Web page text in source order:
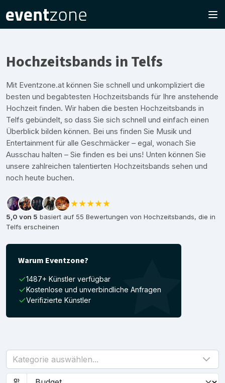
Hochzeitsbands in Telfs
Mit Eventzone.at können Sie schnell und unkompliziert die
besten und begabtesten Hochzeitsbands für Ihre anstehende
Hochzeit finden. Wir haben die besten Hochzeitsbands in
Telfs gebündelt, so dass Sie sich schnell und einfach einen
Überblick bilden können. Bei uns finden Sie Musik und
Entertainment für alle Geschmäcker – egal, wonach Sie
Ausschau halten – Sie finden es bei uns! Unten können Sie
unsere zahlreichen talentierten Hochzeitsbands sehen und
noch heute buchen.
★★★★★
5,0 von 5 basiert auf 55 Bewertungen von Hochzeitsbands, die in
Telfs erscheinen
Warum Eventzone?
1487+ Künstler verfügbar
Kostenlose und unverbindliche Anfragen
Verifizierte Künstler
Kategorie auswählen...